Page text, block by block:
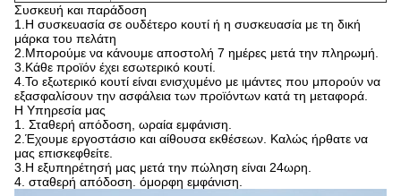
Συσκευή και παράδοση
1. Η συσκευασία σε ουδέτερο κουτί ή η συσκευασία με τη δική
μάρκα του πελάτη
2. Μπορούμε να κάνουμε αποστολή 7 ημέρες μετά την πληρωμή.
3. Κάθε προϊόν έχει εσωτερικό κουτί.
4. Το εξωτερικό κουτί είναι ενισχυμένο με ιμάντες που μπορούν να
εξασφαλίσουν την ασφάλεια των προϊόντων κατά τη μεταφορά.
Η Υπηρεσία μας
1.
Σταθερή απόδοση, ωραία εμφάνιση.
2. Έχουμε εργοστάσιο και αίθουσα εκθέσεων. Καλώς ήρθατε να
μας επισκεφθείτε.
3. Η εξυπηρέτησή μας μετά την πώληση είναι 24ωρη.
4. σταθερή απόδοση. όμορφη εμφάνιση.